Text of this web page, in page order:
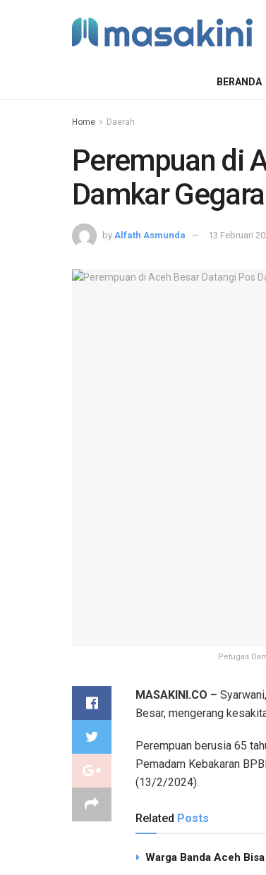
BERANDA
Home Daerah
Perempuan di
Damkar
by Alfath Asmunda 13 Februari
Petugas
MASAKINI.CO –
Besar, mengerang
Perempuan berusia 65
Pemadam Kebakaran
(13/2/2024).
Related Posts
Warga Banda Aceh